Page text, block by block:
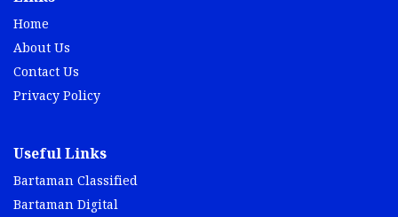
Home
About Us
Contact Us
Privacy Policy
Useful Links
Bartaman Classified
Bartaman Digital